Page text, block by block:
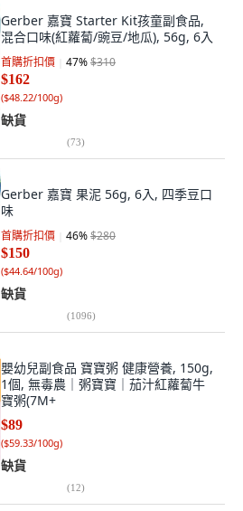
Gerber 嘉寶 Starter Kit孩童副食品,
混合口味(紅蘿蔔/豌豆/地瓜), 56g, 6入
首購折扣價 47%$310
$162
($48.22/100g)
缺貨
(73)
Gerber 嘉寶 果泥 56g, 6入, 四季豆口
味
首購折扣價 46%$280
$150
($44.64/100g)
缺貨
(1096)
嬰幼兒副食品 寶寶粥 健康營養, 150g,
1個, 無毒農｜粥寶寶｜茄汁紅蘿蔔牛
寶粥(7M+
$89
($59.33/100g)
缺貨
(12)